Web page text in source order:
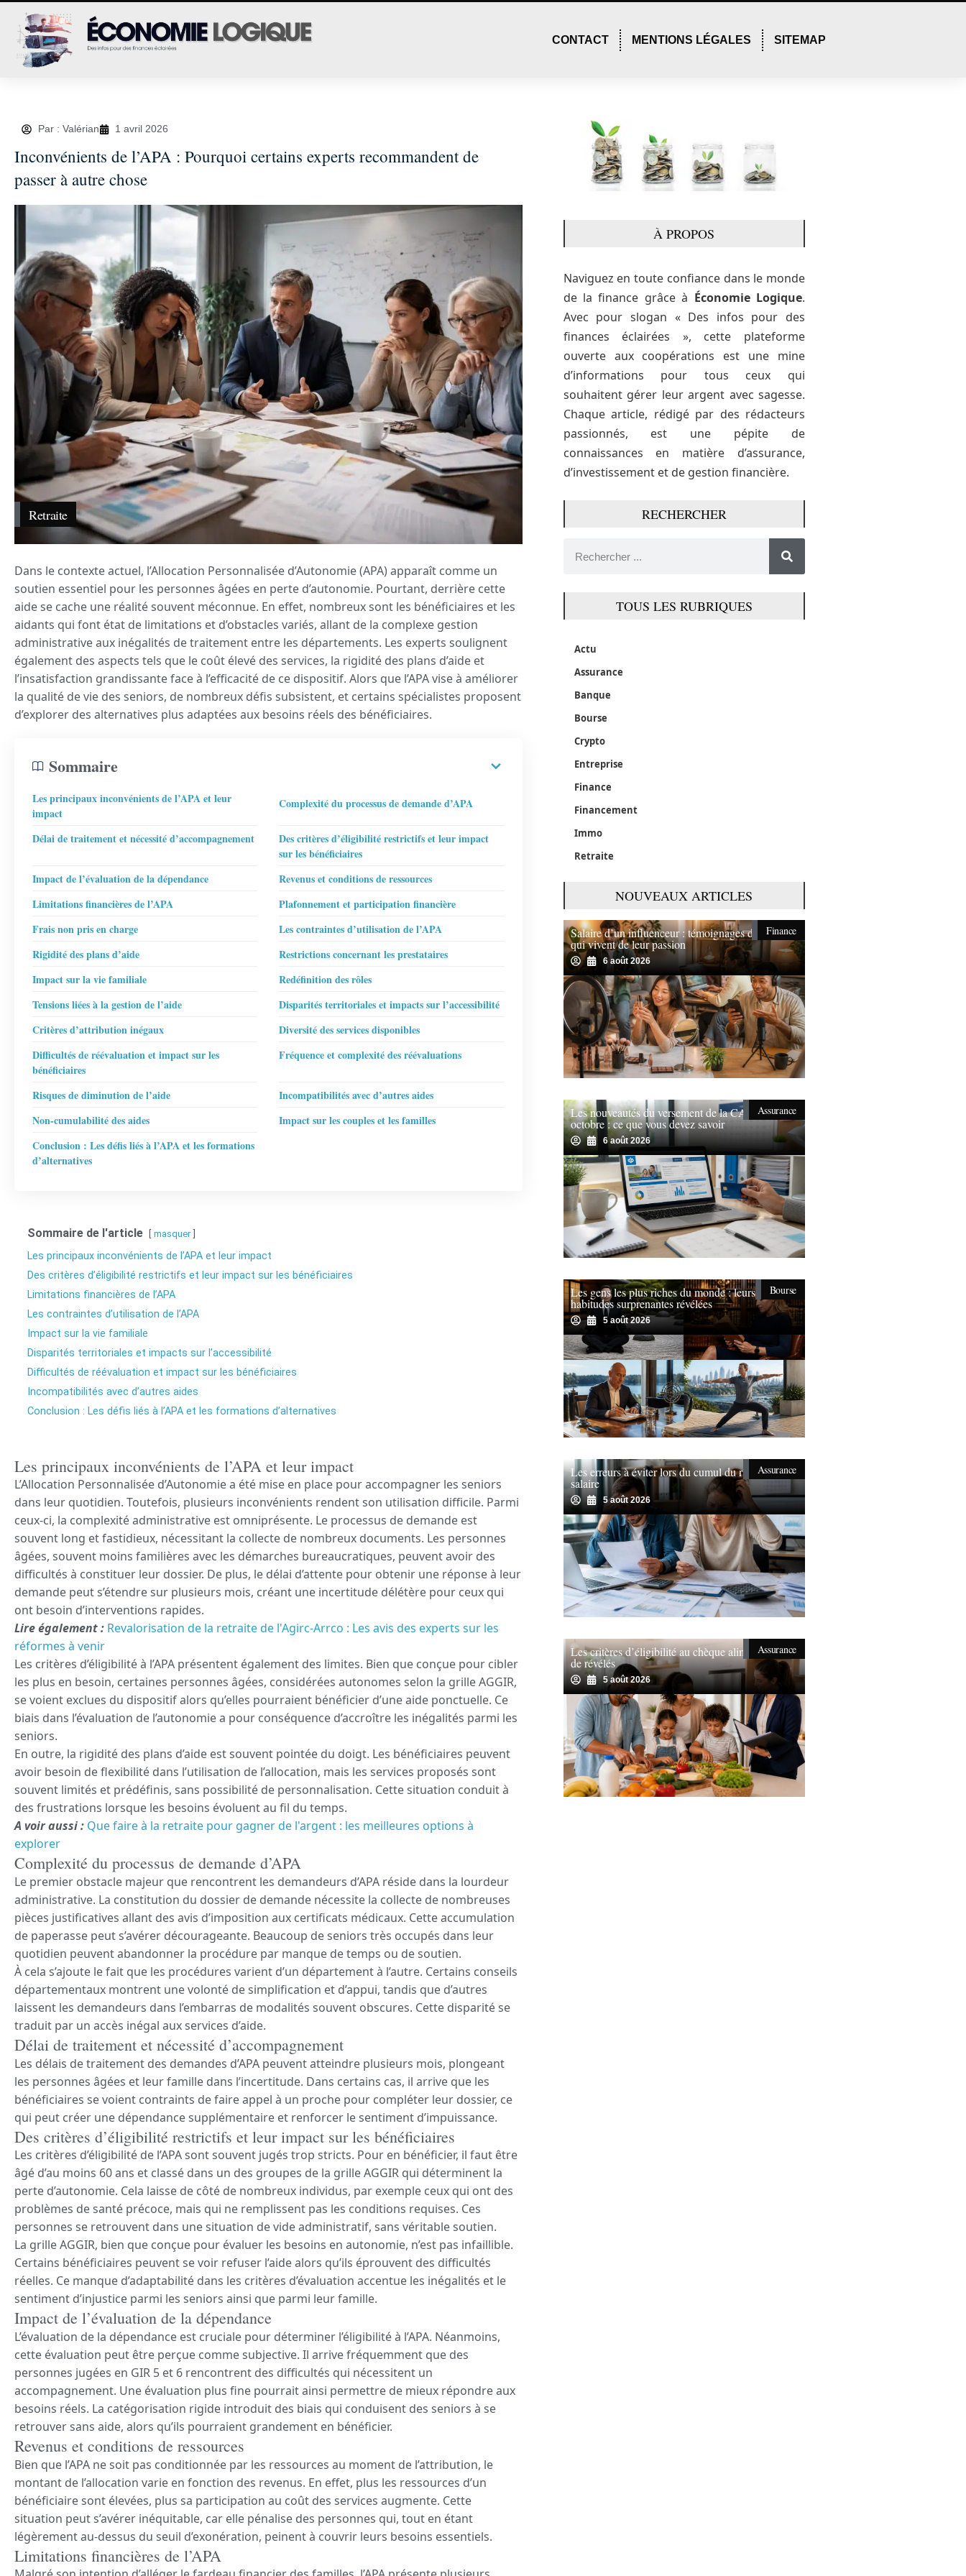
CONTACT MENTIONS LÉGALES SITEMAP
Par : Valérian 1 avril 2026
Inconvénients de l’APA : Pourquoi certains experts recommandent de
passer à autre chose
Retraite
Dans le contexte actuel, l’Allocation Personnalisée d’Autonomie (APA) apparaît comme un
soutien essentiel pour les personnes âgées en perte d’autonomie. Pourtant, derrière cette
aide se cache une réalité souvent méconnue. En effet, nombreux sont les bénéficiaires et les
aidants qui font état de limitations et d’obstacles variés, allant de la complexe gestion
administrative aux inégalités de traitement entre les départements. Les experts soulignent
également des aspects tels que le coût élevé des services, la rigidité des plans d’aide et
l’insatisfaction grandissante face à l’efficacité de ce dispositif. Alors que l’APA vise à améliorer
la qualité de vie des seniors, de nombreux défis subsistent, et certains spécialistes proposent
d’explorer des alternatives plus adaptées aux besoins réels des bénéficiaires.
Sommaire
Les principaux inconvénients de l’APA et leur
impact
Complexité du processus de demande d’APA
Délai de traitement et nécessité d’accompagnement
Des critères d’éligibilité restrictifs et leur impact
sur les bénéficiaires
Impact de l’évaluation de la dépendance
Revenus et conditions de ressources
Limitations financières de l’APA
Plafonnement et participation financière
Frais non pris en charge
Les contraintes d’utilisation de l’APA
Rigidité des plans d’aide
Restrictions concernant les prestataires
Impact sur la vie familiale
Redéfinition des rôles
Tensions liées à la gestion de l’aide
Disparités territoriales et impacts sur l’accessibilité
Critères d’attribution inégaux
Diversité des services disponibles
Difficultés de réévaluation et impact sur les
bénéficiaires
Fréquence et complexité des réévaluations
Risques de diminution de l’aide
Incompatibilités avec d’autres aides
Non-cumulabilité des aides
Impact sur les couples et les familles
Conclusion : Les défis liés à l’APA et les formations
d’alternatives
Sommaire de l'article masquer
Les principaux inconvénients de l’APA et leur impact
Des critères d’éligibilité restrictifs et leur impact sur les bénéficiaires
Limitations financières de l’APA
Les contraintes d’utilisation de l’APA
Impact sur la vie familiale
Disparités territoriales et impacts sur l’accessibilité
Difficultés de réévaluation et impact sur les bénéficiaires
Incompatibilités avec d’autres aides
Conclusion : Les défis liés à l’APA et les formations d’alternatives
Les principaux inconvénients de l’APA et leur impact
L’Allocation Personnalisée d’Autonomie a été mise en place pour accompagner les seniors
dans leur quotidien. Toutefois, plusieurs inconvénients rendent son utilisation difficile. Parmi
ceux-ci, la complexité administrative est omniprésente. Le processus de demande est
souvent long et fastidieux, nécessitant la collecte de nombreux documents. Les personnes
âgées, souvent moins familières avec les démarches bureaucratiques, peuvent avoir des
difficultés à constituer leur dossier. De plus, le délai d’attente pour obtenir une réponse à leur
demande peut s’étendre sur plusieurs mois, créant une incertitude délétère pour ceux qui
ont besoin d’interventions rapides.
Lire également : Revalorisation de la retraite de l'Agirc-Arrco : Les avis des experts sur les
réformes à venir
Les critères d’éligibilité à l’APA présentent également des limites. Bien que conçue pour cibler
les plus en besoin, certaines personnes âgées, considérées autonomes selon la grille AGGIR,
se voient exclues du dispositif alors qu’elles pourraient bénéficier d’une aide ponctuelle. Ce
biais dans l’évaluation de l’autonomie a pour conséquence d’accroître les inégalités parmi les
seniors.
En outre, la rigidité des plans d’aide est souvent pointée du doigt. Les bénéficiaires peuvent
avoir besoin de flexibilité dans l’utilisation de l’allocation, mais les services proposés sont
souvent limités et prédéfinis, sans possibilité de personnalisation. Cette situation conduit à
des frustrations lorsque les besoins évoluent au fil du temps.
A voir aussi : Que faire à la retraite pour gagner de l'argent : les meilleures options à
explorer
Complexité du processus de demande d’APA
Le premier obstacle majeur que rencontrent les demandeurs d’APA réside dans la lourdeur
administrative. La constitution du dossier de demande nécessite la collecte de nombreuses
pièces justificatives allant des avis d’imposition aux certificats médicaux. Cette accumulation
de paperasse peut s’avérer décourageante. Beaucoup de seniors très occupés dans leur
quotidien peuvent abandonner la procédure par manque de temps ou de soutien.
À cela s’ajoute le fait que les procédures varient d’un département à l’autre. Certains conseils
départementaux montrent une volonté de simplification et d’appui, tandis que d’autres
laissent les demandeurs dans l’embarras de modalités souvent obscures. Cette disparité se
traduit par un accès inégal aux services d’aide.
Délai de traitement et nécessité d’accompagnement
Les délais de traitement des demandes d’APA peuvent atteindre plusieurs mois, plongeant
les personnes âgées et leur famille dans l’incertitude. Dans certains cas, il arrive que les
bénéficiaires se voient contraints de faire appel à un proche pour compléter leur dossier, ce
qui peut créer une dépendance supplémentaire et renforcer le sentiment d’impuissance.
Des critères d’éligibilité restrictifs et leur impact sur les bénéficiaires
Les critères d’éligibilité de l’APA sont souvent jugés trop stricts. Pour en bénéficier, il faut être
âgé d’au moins 60 ans et classé dans un des groupes de la grille AGGIR qui déterminent la
perte d’autonomie. Cela laisse de côté de nombreux individus, par exemple ceux qui ont des
problèmes de santé précoce, mais qui ne remplissent pas les conditions requises. Ces
personnes se retrouvent dans une situation de vide administratif, sans véritable soutien.
La grille AGGIR, bien que conçue pour évaluer les besoins en autonomie, n’est pas infaillible.
Certains bénéficiaires peuvent se voir refuser l’aide alors qu’ils éprouvent des difficultés
réelles. Ce manque d’adaptabilité dans les critères d’évaluation accentue les inégalités et le
sentiment d’injustice parmi les seniors ainsi que parmi leur famille.
Impact de l’évaluation de la dépendance
L’évaluation de la dépendance est cruciale pour déterminer l’éligibilité à l’APA. Néanmoins,
cette évaluation peut être perçue comme subjective. Il arrive fréquemment que des
personnes jugées en GIR 5 et 6 rencontrent des difficultés qui nécessitent un
accompagnement. Une évaluation plus fine pourrait ainsi permettre de mieux répondre aux
besoins réels. La catégorisation rigide introduit des biais qui conduisent des seniors à se
retrouver sans aide, alors qu’ils pourraient grandement en bénéficier.
Revenus et conditions de ressources
Bien que l’APA ne soit pas conditionnée par les ressources au moment de l’attribution, le
montant de l’allocation varie en fonction des revenus. En effet, plus les ressources d’un
bénéficiaire sont élevées, plus sa participation au coût des services augmente. Cette
situation peut s’avérer inéquitable, car elle pénalise des personnes qui, tout en étant
légèrement au-dessus du seuil d’exonération, peinent à couvrir leurs besoins essentiels.
Limitations financières de l’APA
À PROPOS
Naviguez en toute confiance dans le monde
de la finance grâce à Économie Logique.
Avec pour slogan « Des infos pour des
finances éclairées », cette plateforme
ouverte aux coopérations est une mine
d’informations pour tous ceux qui
souhaitent gérer leur argent avec sagesse.
Chaque article, rédigé par des rédacteurs
passionnés, est une pépite de
connaissances en matière d’assurance,
d’investissement et de gestion financière.
RECHERCHER
TOUS LES RUBRIQUES
Actu
Assurance
Banque
Bourse
Crypto
Entreprise
Finance
Financement
Immo
Retraite
NOUVEAUX ARTICLES
Finance
Salaire d’un influenceur : témoignages de ceux
qui vivent de leur passion
6 août 2026
Assurance
Les nouveautés du versement de la CAF en
octobre : ce que vous devez savoir
6 août 2026
Bourse
Les gens les plus riches du monde : leurs
habitudes surprenantes révélées
5 août 2026
Assurance
Les erreurs à éviter lors du cumul du rsa et
salaire
5 août 2026
Assurance
Les critères d’éligibilité au chèque alimentaire
de révélés
5 août 2026